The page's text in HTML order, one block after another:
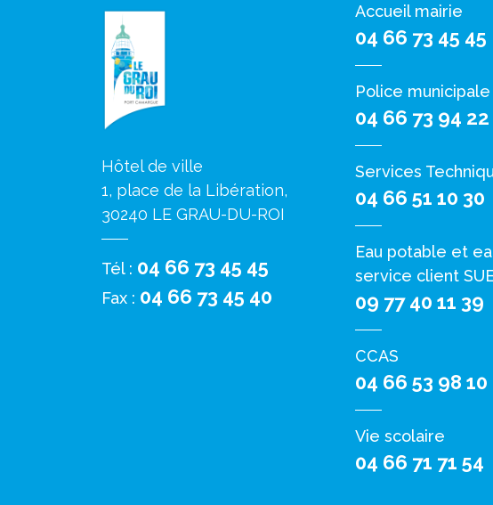
Hôtel de ville
1, place de la Libération,
30240 LE GRAU-DU-ROI
Tél : 04 66 73 45 45
Fax : 04 66 73 45 40
Accueil mairie
04 66 73 45 45
Police municipale
04 66 73 94 22
Services
04 66 51 10 30
Eau potable et
service client
09 77 40 11 39
CCAS
04 66 53 98 10
Vie scolaire
04 66 71 71 54